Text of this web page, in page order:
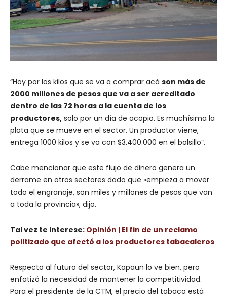
“Hoy por los kilos que se va a comprar acá son más de
2000 millones de pesos que va a ser acreditado
dentro de las 72 horas a la cuenta de los
productores, solo por un día de acopio. Es muchísima la
plata que se mueve en el sector. Un productor viene,
entrega 1000 kilos y se va con $3.400.000 en el bolsillo”.
Cabe mencionar que este flujo de dinero genera un
derrame en otros sectores dado que «empieza a mover
todo el engranaje, son miles y millones de pesos que van
a toda la provincia», dijo.
Tal vez te interese: Opinión | El fin de un reclamo
politizado que afectó a los productores tabacaleros
Respecto al futuro del sector, Kapaun lo ve bien, pero
enfatizó la necesidad de mantener la competitividad.
Para el presidente de la CTM, el precio del tabaco está